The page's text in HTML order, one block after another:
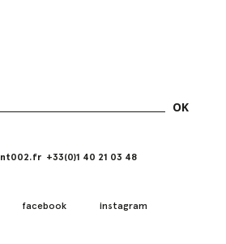
+33(0)1 40 21 03 48
facebook instagram